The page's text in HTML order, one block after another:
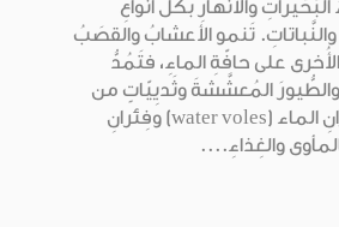
والأَنهارِ بكلِّ أنواعِ
والنَّباتاتِ. تَنمو الأعشابُ والقصَبُ
الأُخرى على حافّةِ الماءِ، فتَمُدُّ
المُعشَّشةَ وثَديِيّاتٍ من
أمثالِ فئرانِ الماء (water voles) وفِئرانِ
والغِذاءِ....